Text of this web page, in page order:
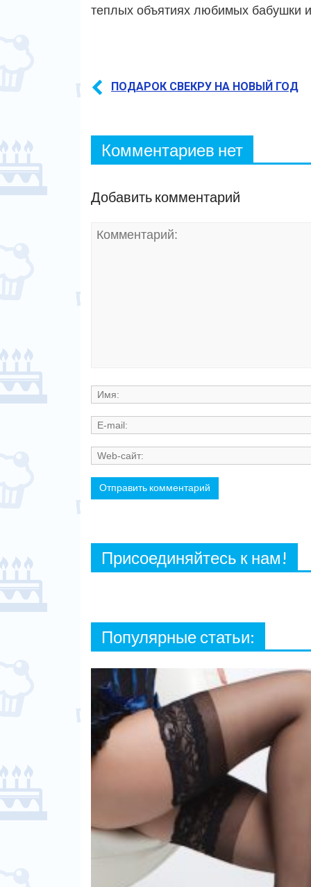
теплых объятиях любимых бабушки
ПОДАРОК СВЕКРУ НА НОВЫЙ ГОД
Комментариев нет
Добавить комментарий
Присоединяйтесь к нам!
Популярные статьи: